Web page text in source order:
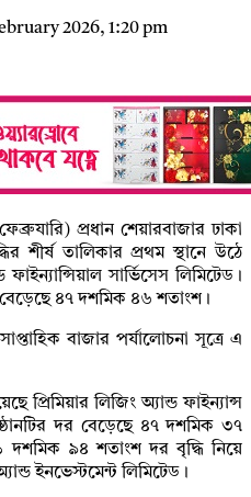
2026, 1:20 pm
প্রধান শেয়ারবাজার ঢাকা
শীর্ষ তালিকার প্রথম স্থানে উঠে
সার্ভিসেস লিমিটেড।
৪৭ দশমিক ৪৬ শতাংশ।
বাজার পর্যালোচনা সূত্রে এ
প্রিমিয়ার লিজিং অ্যান্ড ফাইন্যান্স
দর বেড়েছে ৪৭ দশমিক ৩৭
দশমিক ৯৪ শতাংশ দর বৃদ্ধি নিয়ে
ইনভেস্টমেন্ট লিমিটেড।